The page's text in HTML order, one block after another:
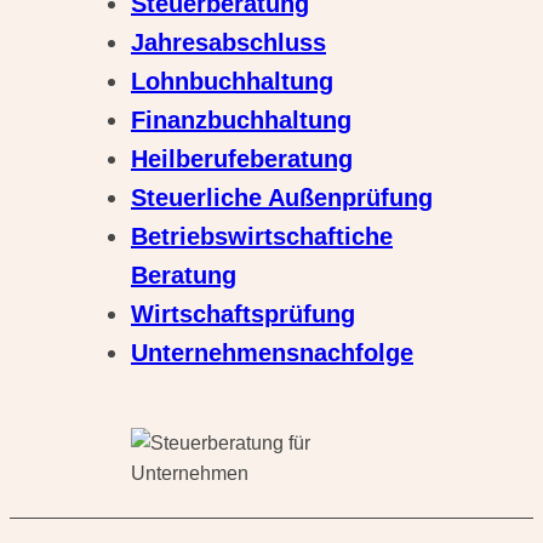
Jahresabschluss
Lohnbuchhaltung
Finanzbuchhaltung
Heilberufeberatung
Steuerliche Außenprüfung
Betriebswirtschaftiche
Beratung
Wirtschaftsprüfung
Unternehmensnachfolge